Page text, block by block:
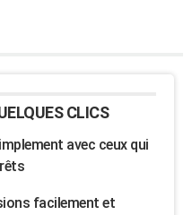
CLICS
avec ceux qui
facilement et